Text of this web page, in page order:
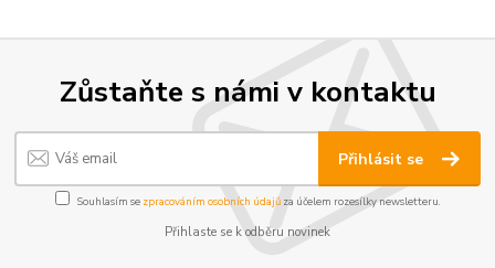
Zůstaňte s námi v kontaktu
Přihlásit se
Souhlasím se zpracováním osobních údajůza účelem rozesílky newsletteru.
Přihlaste se k odběru novinek